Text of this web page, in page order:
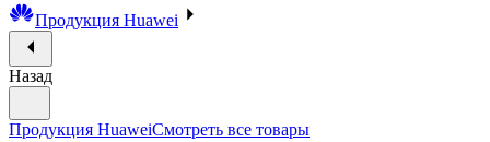
Продукция Huawei
Назад
Продукция HuaweiСмотреть все товары